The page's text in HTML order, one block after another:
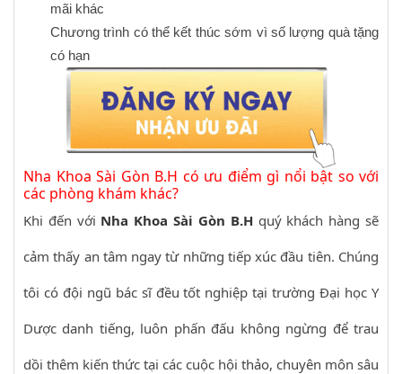
mãi khác
Chương trình có thể kết thúc sớm vì số lượng quà tặng
có hạn
Nha Khoa Sài Gòn B.H có ưu điểm gì nổi bật so với
các phòng khám khác?
Khi đến với Nha Khoa Sài Gòn B.Hquý khách hàng sẽ
cảm thấy an tâm ngay từ những tiếp xúc đầu tiên. Chúng
tôi có đội ngũ bác sĩ đều tốt nghiệp tại trường Đại học Y
Dược danh tiếng, luôn phấn đấu không ngừng để trau
dồi thêm kiến thức tại các cuộc hội thảo, chuyên môn sâu